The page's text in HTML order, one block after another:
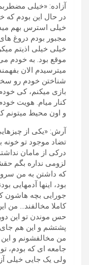
آزاده: «خیلی
در حال این بودم
خیلی استرس بهم
مجبور بودم دروغ
خیلی خیلی اذیتم
موقع بود. به خودم
میترسیدم الان
شناختن خودم رو
بازی میکنم، کی
کنار میام. هویت
و اون محیط میتونم
آرش: «یکی از
تضاد موجود تو خونه
درکی از مامان
لزومی نداره بگم
که داشتن به من
بود، اینها آدمهایی
جورایی بچه هاشون
کاملا مخالفند… من
حس موندن تو این
پشتشم و این هم جای
من مخالفشونم و
جامعه ای که بودم،
ولی یک جایی خیلی